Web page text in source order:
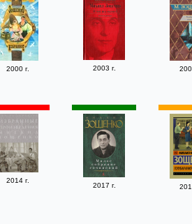
2000 г. 2003 г.
2014 г.
2017 г.